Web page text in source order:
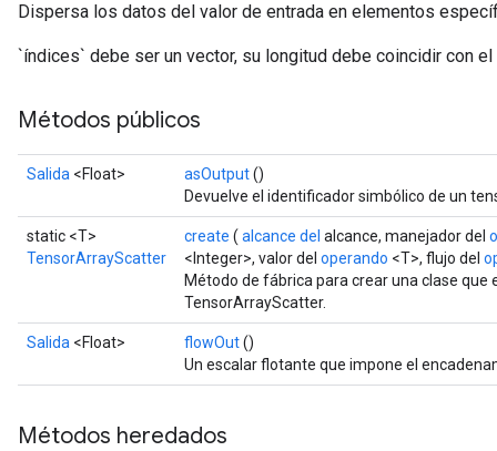
Dispersa los datos del valor de entrada en elementos
`índices` debe ser un vector, su longitud debe coincidir con
Métodos públicos
Salida <Float> asOutput()
Devuelve el identificador simbólico de un
static <T>
TensorArrayScatter
create ( alcance del alcance, manejador del
<Integer>, valor del operando <T>, flujo del
Método de fábrica para crear una clase que
TensorArrayScatter.
Salida <Float> flowOut()
Un escalar flotante que impone el
Métodos heredados